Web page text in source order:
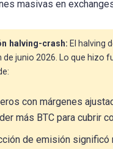
masivas en
halving-crash: El halving
de junio 2026. Lo que hizo
con márgenes
más BTC para cubrir
de emisión significó